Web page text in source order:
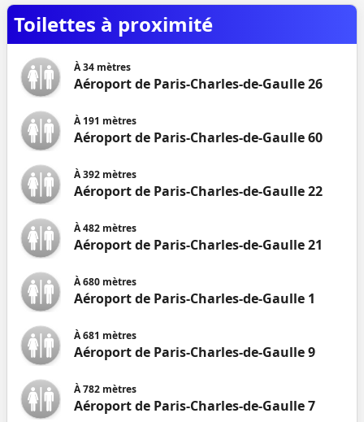
Toilettes à proximité
À34 mètres
Aéroport de Paris-Charles-de-Gaulle 26
À191 mètres
Aéroport de Paris-Charles-de-Gaulle 60
À392 mètres
Aéroport de Paris-Charles-de-Gaulle 22
À482 mètres
Aéroport de Paris-Charles-de-Gaulle 21
À680 mètres
Aéroport de Paris-Charles-de-Gaulle 1
À681 mètres
Aéroport de Paris-Charles-de-Gaulle 9
À782 mètres
Aéroport de Paris-Charles-de-Gaulle 7